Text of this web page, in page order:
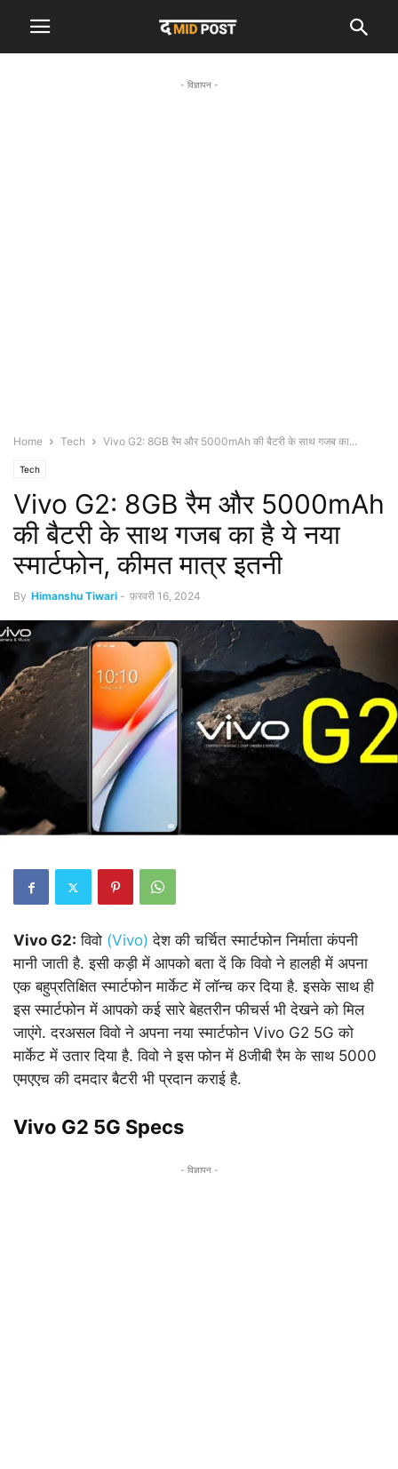
- विज्ञापन -
Home Tech Vivo G2: 8GB रैम और 5000mAh की बैटरी के साथ गजब का...
Tech
Vivo G2: 8GB रैम और 5000mAh
की बैटरी के साथ गजब का है ये नया
स्मार्टफोन, कीमत मात्र इतनी
By Himanshu Tiwari - फ़रवरी 16, 2024
Vivo G2: विवो (Vivo) देश की चर्चित स्मार्टफोन निर्माता कंपनी
मानी जाती है. इसी कड़ी में आपको बता दें कि विवो ने हालही में अपना
एक बहुप्रतिक्षित स्मार्टफोन मार्केट में लॉन्च कर दिया है. इसके साथ ही
इस स्मार्टफोन में आपको कई सारे बेहतरीन फीचर्स भी देखने को मिल
जाएंगे. दरअसल विवो ने अपना नया स्मार्टफोन Vivo G2 5G को
मार्केट में उतार दिया है. विवो ने इस फोन में 8जीबी रैम के साथ 5000
एमएएच की दमदार बैटरी भी प्रदान कराई है.
Vivo G2 5G Specs
- विज्ञापन -